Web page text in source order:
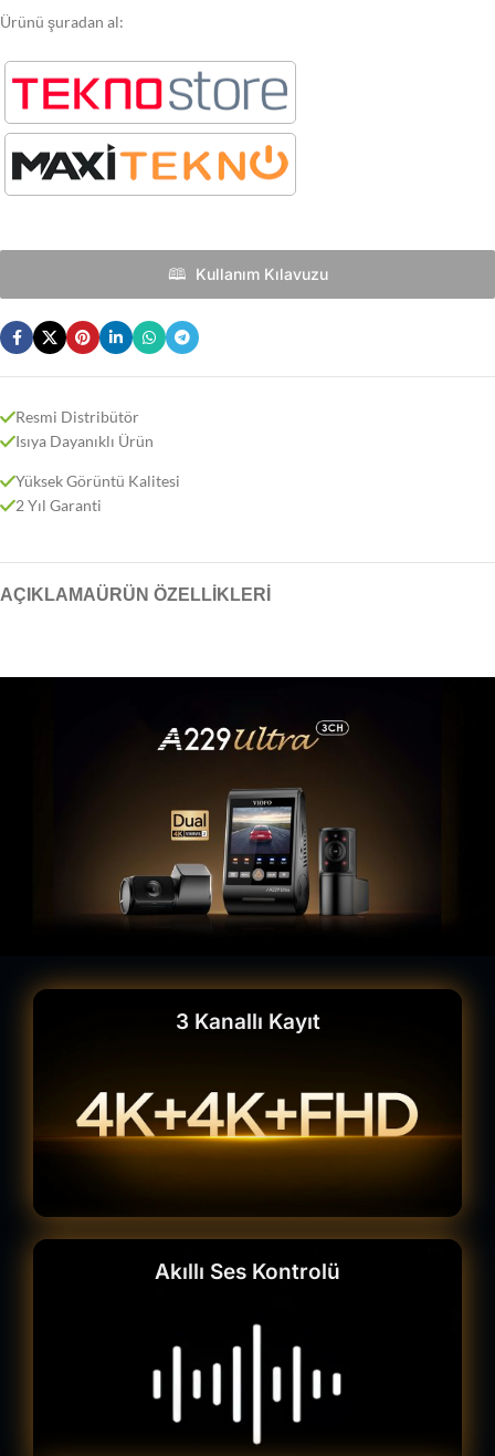
Ürünü şuradan al:
🕮 ‎‎‎ Kullanım Kılavuzu
Resmi Distribütör
Isıya Dayanıklı Ürün
Yüksek Görüntü Kalitesi
2 Yıl Garanti
AÇIKLAMAÜRÜN ÖZELLIKLERI
3 Kanallı Kayıt
Akıllı Ses Kontrolü